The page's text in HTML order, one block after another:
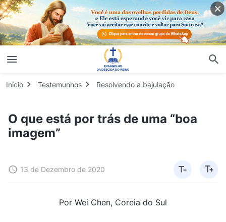
Início Testemunhos Resolvendo a bajulação
O que está por trás de uma “boa
imagem”
13 de Dezembro de 2020
Por Wei Chen, Coreia do Sul